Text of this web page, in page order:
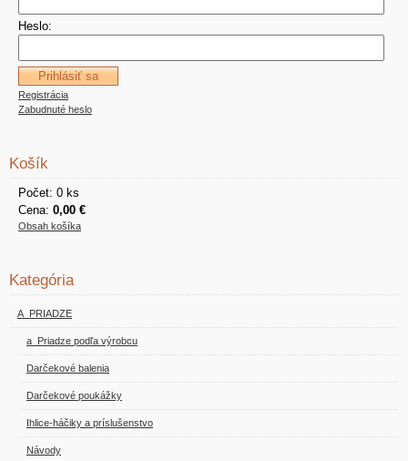
Heslo:
Registrácia
Zabudnuté heslo
Košík
Počet: 0 ks
Cena: 0,00 €
Obsah košíka
Kategória
A_PRIADZE
a_Priadze podľa výrobcu
Darčekové balenia
Darčekové poukážky
Ihlice-háčiky a príslušenstvo
Návody